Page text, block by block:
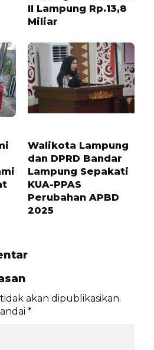
II Lampung Rp.13,8
Miliar
Walikota Lampung
dan DPRD Bandar
Lampung Sepakati
KUA-PPAS
Perubahan APBD
2025
akan dipublikasikan.
*